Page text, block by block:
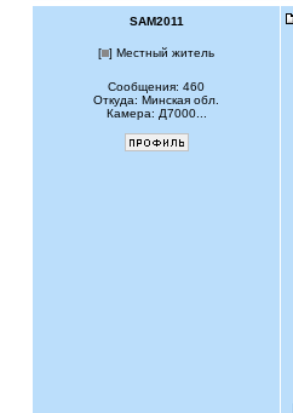
SAM2011
[ ] Местный житель
Сообщения: 460
Откуда: Минская обл.
Камера: Д7000...